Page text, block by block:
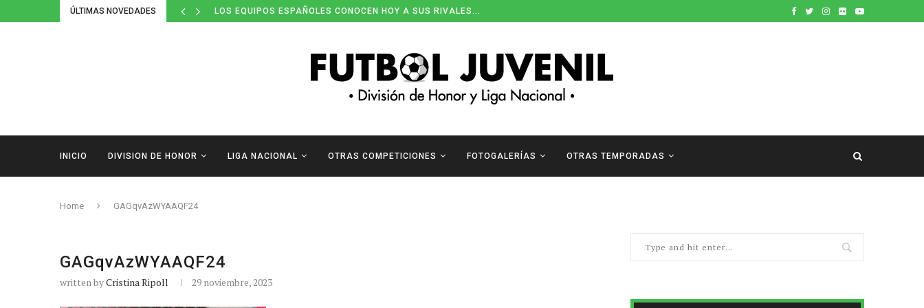
ÚLTIMAS NOVEDADES LOS EQUIPOS ESPAÑOLES CONOCEN HOY A SUS RIVALES...
INICIO DIVISION DE HONOR LIGA NACIONAL OTRAS COMPETICIONES FOTOGALERÍAS OTRAS TEMPORADAS
Home GAGqvAzWYAAQF24
GAGqvAzWYAAQF24
written byCristina Ripoll 29 noviembre, 2023